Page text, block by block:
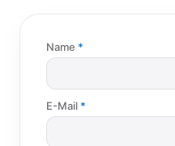
Name
E-Mail